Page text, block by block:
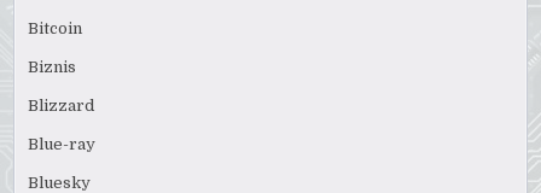
Bitcoin
Biznis
Blizzard
Blue-ray
Bluesky